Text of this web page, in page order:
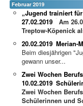
Februar 2019
„Jugend trainiert
27.02.2019
Am
Treptow-Köpenick
Merian-
20.02.2019
Beim diesjährigen
gewann unser...
Zwei Wochen
10.02.2019
Zwei Wochen
Schülerinnen und